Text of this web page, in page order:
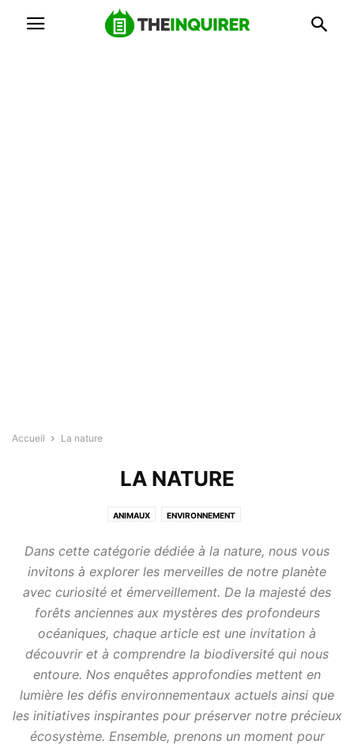
Accueil La nature
LA NATURE
ANIMAUX ENVIRONNEMENT
Dans cette catégorie dédiée à la nature, nous vous
invitons à explorer les merveilles de notre planète
avec curiosité et émerveillement. De la majesté des
forêts anciennes aux mystères des profondeurs
océaniques, chaque article est une invitation à
découvrir et à comprendre la biodiversité qui nous
entoure. Nos enquêtes approfondies mettent en
lumière les défis environnementaux actuels ainsi que
les initiatives inspirantes pour préserver notre précieux
écosystème. Ensemble, prenons un moment pour